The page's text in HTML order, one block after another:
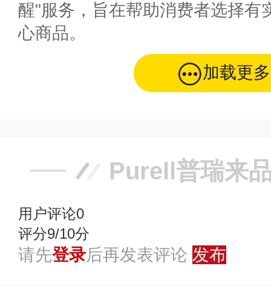
醒"服务，旨在帮助消费者选择有
心商品。
加载更多
Purell普瑞来
用户评论0
评分9/10分
请先登录后再发表评论 发布